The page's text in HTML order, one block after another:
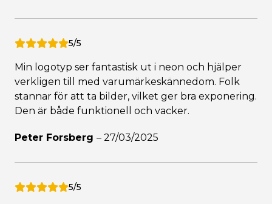
5/5
Min logotyp ser fantastisk ut i neon och hjälper
verkligen till med varumärkeskännedom. Folk
stannar för att ta bilder, vilket ger bra exponering.
Den är både funktionell och vacker.
Peter Forsberg – 27/03/2025
5/5